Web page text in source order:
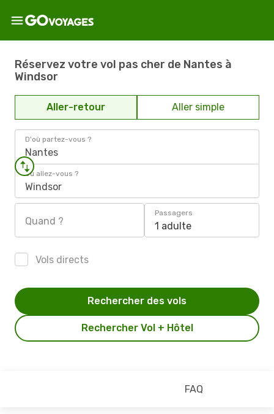
Réservez votre vol pas cher de Nantes à
Windsor
Aller-retour Aller simple
D'où partez-vous ?
Nantes
Où allez-vous ?
Windsor
Quand ?
Passagers
1 adulte
Vols directs
Rechercher Vol + Hôtel
Rechercher des vols
FAQ